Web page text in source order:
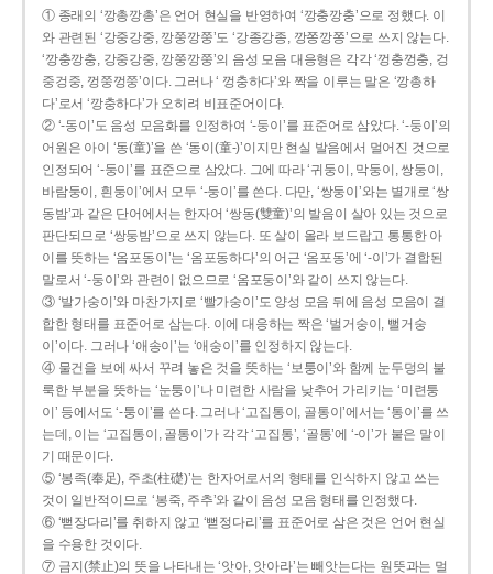
① 종래의 ‘깡총깡총’은 언어 현실을 반영하여 ‘깡충깡충’으로 정했다. 이
와 관련된 ‘강중강중, 깡쭝깡쭝’도 ‘강종강종, 깡쫑깡쫑’으로 쓰지 않는다.
‘깡충깡충, 강중강중, 깡쭝깡쭝’의 음성 모음 대응형은 각각 ‘껑충껑충, 겅
중겅중, 껑쭝껑쭝’이다. 그러나 ‘ 껑충하다’와 짝을 이루는 말은 ‘깡총하
다’로서 ‘깡충하다’가 오히려 비표준어이다.
② ‘-동이’도 음성 모음화를 인정하여 ‘-둥이’를 표준어로 삼았다. ‘-둥이’의
어원은 아이 ‘동(童)’을 쓴 ‘동이(童-)’이지만 현실 발음에서 멀어진 것으로
인정되어 ‘-둥이’를 표준으로 삼았다. 그에 따라 ‘귀둥이, 막둥이, 쌍둥이,
바람둥이, 흰둥이’에서 모두 ‘-둥이’를 쓴다. 다만, ‘쌍둥이’와는 별개로 ‘쌍
동밤’과 같은 단어에서는 한자어 ‘쌍동(雙童)’의 발음이 살아 있는 것으로
판단되므로 ‘쌍둥밤’으로 쓰지 않는다. 또 살이 올라 보드랍고 통통한 아
이를 뜻하는 ‘옴포동이’는 ‘옴포동하다’의 어근 ‘옴포동’에 ‘-이’가 결합된
말로서 ‘-둥이’와 관련이 없으므로 ‘옴포둥이’와 같이 쓰지 않는다.
③ ‘발가숭이’와 마찬가지로 ‘빨가숭이’도 양성 모음 뒤에 음성 모음이 결
합한 형태를 표준어로 삼는다. 이에 대응하는 짝은 ‘벌거숭이, 뻘거숭
이’이다. 그러나 ‘애송이’는 ‘애숭이’를 인정하지 않는다.
④ 물건을 보에 싸서 꾸려 놓은 것을 뜻하는 ‘보퉁이’와 함께 눈두덩의 불
룩한 부분을 뜻하는 ‘눈퉁이’나 미련한 사람을 낮추어 가리키는 ‘미련퉁
이’ 등에서도 ‘-퉁이’를 쓴다. 그러나 ‘고집통이, 골통이’에서는 ‘통이’를 쓰
는데, 이는 ‘고집통이, 골통이’가 각각 ‘고집통’, ‘골통’에 ‘-이’가 붙은 말이
기 때문이다.
⑤ ‘봉족(奉足), 주초(柱礎)’는 한자어로서의 형태를 인식하지 않고 쓰는
것이 일반적이므로 ‘봉죽, 주추’와 같이 음성 모음 형태를 인정했다.
⑥ ‘뻗장다리’를 취하지 않고 ‘뻗정다리’를 표준어로 삼은 것은 언어 현실
을 수용한 것이다.
⑦ 금지(禁止)의 뜻을 나타내는 ‘앗아, 앗아라’는 빼앗는다는 원뜻과는 멀